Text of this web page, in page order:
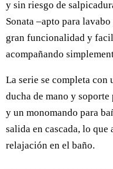
y sin riesgo de
Sonata –apto para
gran funcionalidad y
acompañando
La serie se completa con
ducha de mano y
y un monomando para
salida en cascada, lo
relajación en el baño.